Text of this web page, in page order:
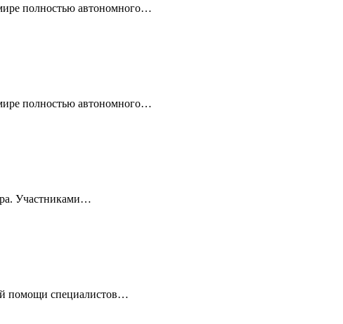
полностью автономного…
полностью автономного…
Участниками…
помощи специалистов…